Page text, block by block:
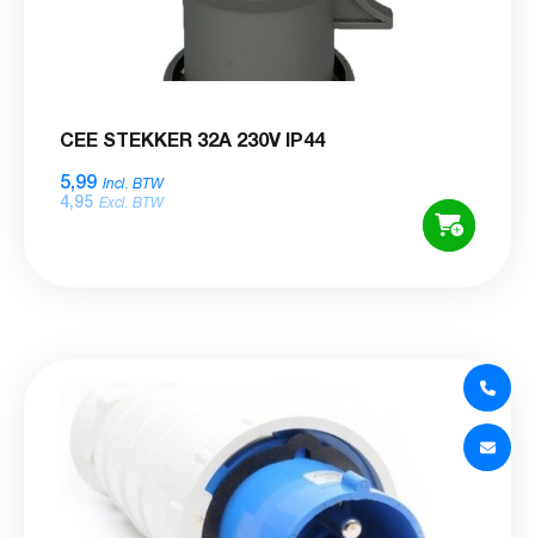
CEE STEKKER 32A 230V IP44
5,99 Incl. BTW
4,95 Excl. BTW